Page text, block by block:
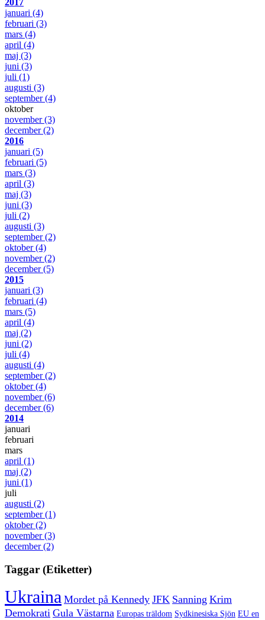
2017
januari (4)
februari (3)
mars (4)
april (4)
maj (3)
juni (3)
juli (1)
augusti (3)
september(4)
oktober
november(3)
december(2)
2016
januari (5)
februari (5)
mars (3)
april (3)
maj (3)
juni (3)
juli (2)
augusti (3)
september(2)
oktober(4)
november(2)
december(5)
2015
januari (3)
februari (4)
mars (5)
april (4)
maj (2)
juni (2)
juli (4)
augusti (4)
september(2)
oktober(4)
november(6)
december(6)
2014
januari
februari
mars
april (1)
maj (2)
juni (1)
juli
augusti (2)
september(1)
oktober(2)
november(3)
december(2)
Taggar (Etiketter)
Ukraina Mordet på Kennedy JFK Sanning Krim
Demokrati Gula Västarna Europas träldom Sydkinesiska Sjön EU en